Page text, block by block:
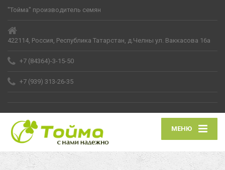
"Тойма" производитель семян
422114, Россия, Республика Татарстан, д.Челны ул. Ваккасова 16а
+7 (84364)-3-15-50
+7 (939) 313-26-35
МЕНЮ